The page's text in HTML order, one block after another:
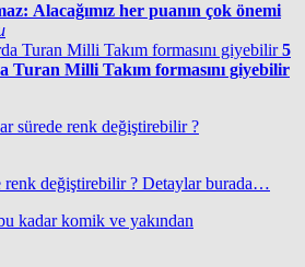
Alacağımız her puanın çok önemi
5
Turan Milli Takım formasını giyebilir
renk değiştirebilir ? Detaylar burada…